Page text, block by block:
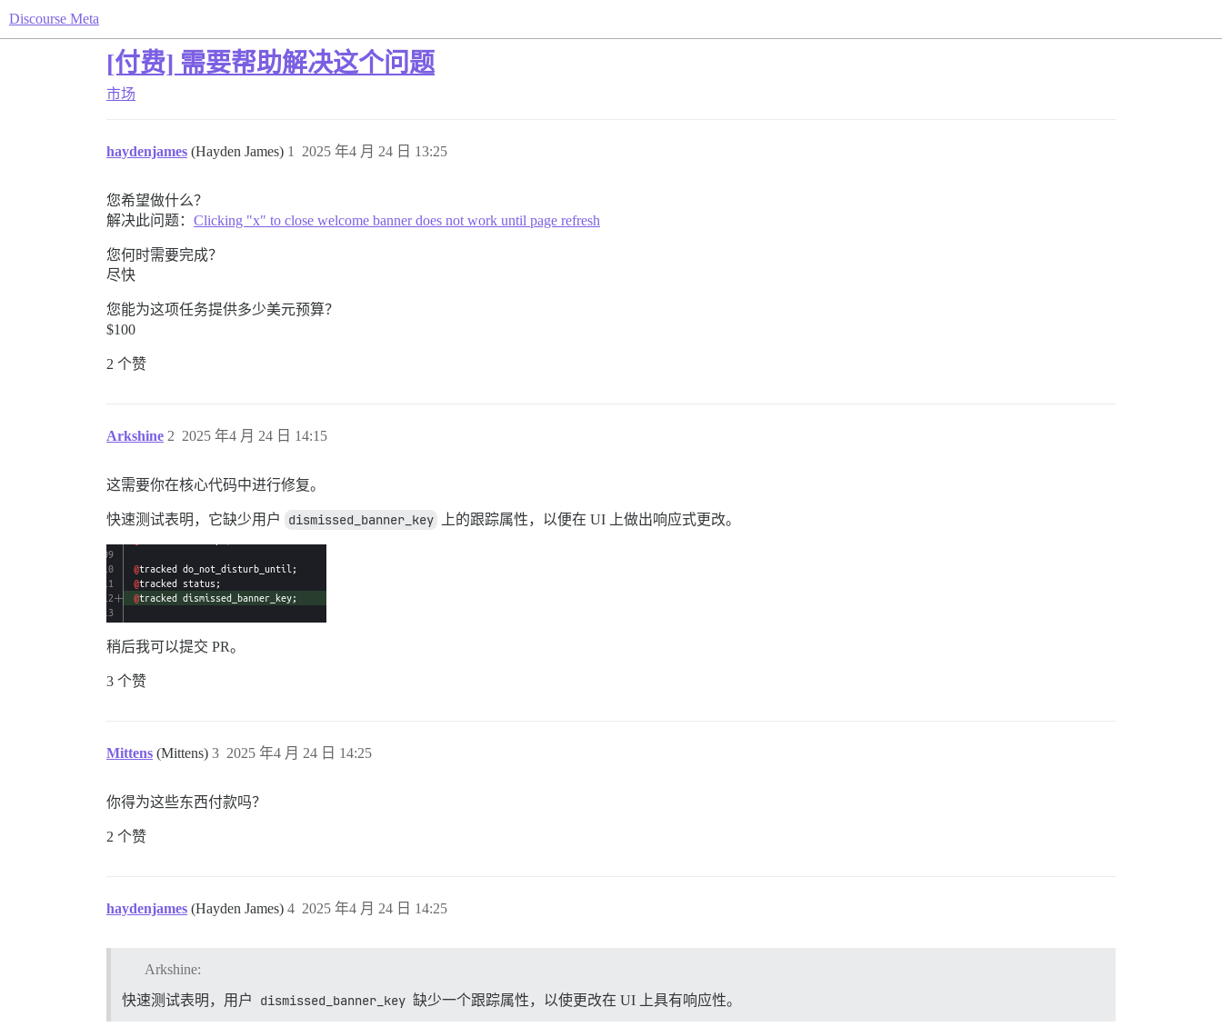
Discourse Meta
[付费] 需要帮助解决这个问题
市场
haydenjames (Hayden James) 2025 年4 月 24 日 13:25
1
您希望做什么？
解决此问题： Clicking "x" to close welcome banner does not work until page refresh
您何时需要完成？
尽快
您能为这项任务提供多少美元预算？
$100
2 个赞
Arkshine 2025 年4 月 24 日 14:15
2
这需要你在核心代码中进行修复。
快速测试表明，它缺少用户 dismissed_banner_key 上的跟踪属性，以便在 UI 上做出响应式更改。
稍后我可以提交 PR。
3 个赞
Mittens (Mittens) 2025 年4 月 24 日 14:25
3
你得为这些东西付款吗？
2 个赞
haydenjames (Hayden James) 2025 年4 月 24 日 14:25
4
Arkshine:
快速测试表明，用户
dismissed_banner_key 缺少一个跟踪属性，以使更改在 UI 上具有响应性。